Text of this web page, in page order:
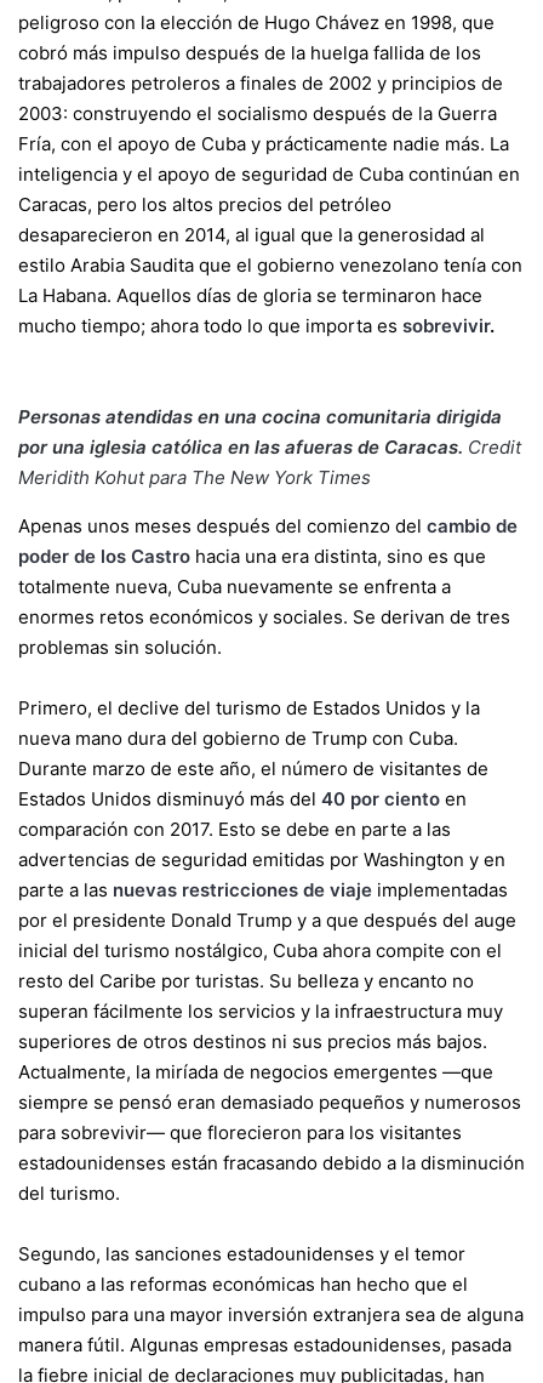
peligroso con la elección de Hugo Chávez en 1998, que
cobró más impulso después de la huelga fallida de los
trabajadores petroleros a finales de 2002 y principios de
2003: construyendo el socialismo después de la Guerra
Fría, con el apoyo de Cuba y prácticamente nadie más. La
inteligencia y el apoyo de seguridad de Cuba continúan en
Caracas, pero los altos precios del petróleo
desaparecieron en 2014, al igual que la generosidad al
estilo Arabia Saudita que el gobierno venezolano tenía con
La Habana. Aquellos días de gloria se terminaron hace
mucho tiempo; ahora todo lo que importa es sobrevivir.
Personas atendidas en una cocina comunitaria dirigida
por una iglesia católica en las afueras de Caracas. Credit
Meridith Kohut para The New York Times
Apenas unos meses después del comienzo del cambio de
poder de los Castro hacia una era distinta, sino es que
totalmente nueva, Cuba nuevamente se enfrenta a
enormes retos económicos y sociales. Se derivan de tres
problemas sin solución.
Primero, el declive del turismo de Estados Unidos y la
nueva mano dura del gobierno de Trump con Cuba.
Durante marzo de este año, el número de visitantes de
Estados Unidos disminuyó más del 40 por ciento en
comparación con 2017. Esto se debe en parte a las
advertencias de seguridad emitidas por Washington y en
parte a las nuevas restricciones de viaje implementadas
por el presidente Donald Trump y a que después del auge
inicial del turismo nostálgico, Cuba ahora compite con el
resto del Caribe por turistas. Su belleza y encanto no
superan fácilmente los servicios y la infraestructura muy
superiores de otros destinos ni sus precios más bajos.
Actualmente, la miríada de negocios emergentes —que
siempre se pensó eran demasiado pequeños y numerosos
para sobrevivir— que florecieron para los visitantes
estadounidenses están fracasando debido a la disminución
del turismo.
Segundo, las sanciones estadounidenses y el temor
cubano a las reformas económicas han hecho que el
impulso para una mayor inversión extranjera sea de alguna
manera fútil. Algunas empresas estadounidenses, pasada
la fiebre inicial de declaraciones muy publicitadas, han